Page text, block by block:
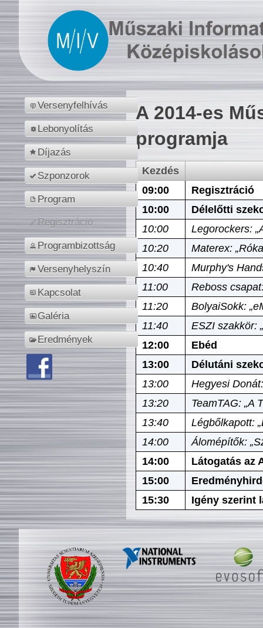
Versenyfelhívás
Lebonyolítás
Díjazás
Szponzorok
Program
Regisztráció
Programbizottság
Versenyhelyszín
Kapcsolat
Galéria
Eredmények
A 2014-es
programja
Kezdés
09:00
Regisztráció
10:00
Délelőtti
10:00
Legorockers:
10:20
Materex:
10:40
Murphy's
11:00
Reboss
11:20
BolyaiSokk:
11:40
ESZI szakkör:
12:00
Ebéd
13:00
Délutáni
13:00
Hegyesi
13:20
TeamTAG: „A
13:40
Légbőlkapott:
14:00
Álomépítők:
14:00
Látogatás az
15:00
15:30
Igény szerint